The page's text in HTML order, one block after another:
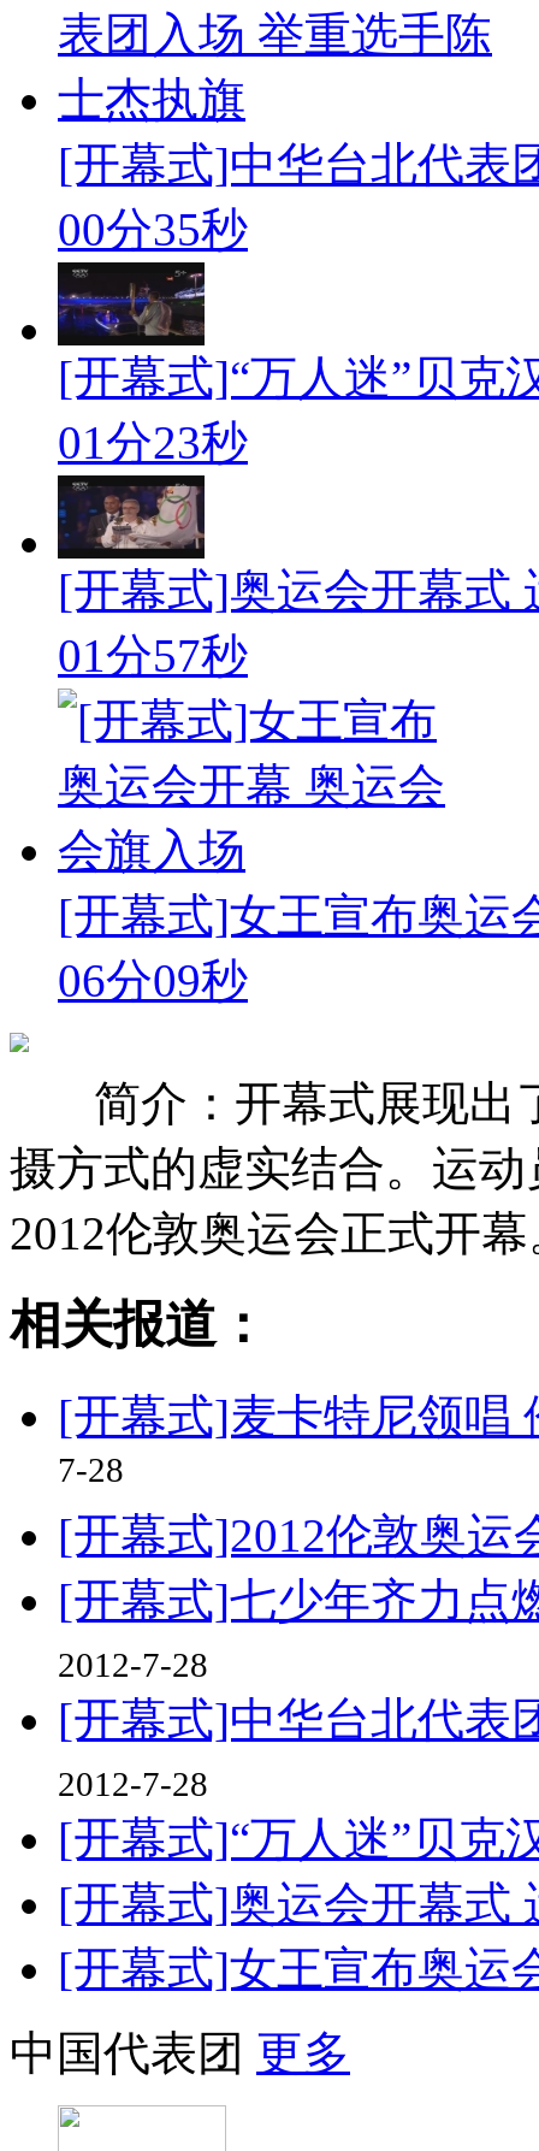
[开幕式]中华台北代表
00分35秒
[开幕式]“万人迷”贝克
01分23秒
[开幕式]奥运会开幕式
01分57秒
[开幕式]女王宣布奥运
06分09秒
简介：开幕式展现出
摄方式的虚实结合。运
2012伦敦奥运会正式开
相关报道：
[开幕式]麦卡特尼领唱
7-28
[开幕式]2012伦敦奥运
[开幕式]七少年齐力点
2012-7-28
[开幕式]中华台北代表
2012-7-28
[开幕式]“万人迷”贝克
[开幕式]奥运会开幕式
[开幕式]女王宣布奥运
中国代表团 更多